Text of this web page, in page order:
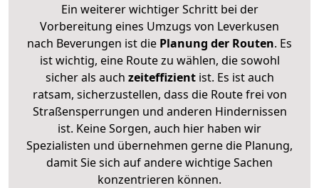
Ein weiterer wichtiger Schritt bei der
Vorbereitung eines Umzugs von Leverkusen
nach Beverungen ist die Planung der Routen. Es
ist wichtig, eine Route zu wählen, die sowohl
sicher als auch zeiteffizientist. Es ist auch
ratsam, sicherzustellen, dass die Route frei von
Straßensperrungen und anderen Hindernissen
ist. Keine Sorgen, auch hier haben wir
Spezialisten und übernehmen gerne die Planung,
damit Sie sich auf andere wichtige Sachen
konzentrieren können.